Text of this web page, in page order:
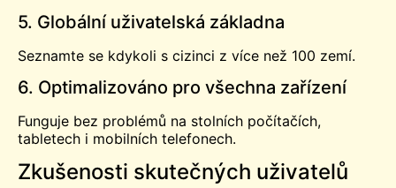
5. Globální uživatelská základna
Seznamte se kdykoli s cizinci z více než 100 zemí.
6. Optimalizováno pro všechna zařízení
Funguje bez problémů na stolních počítačích,
tabletech i mobilních telefonech.
Zkušenosti skutečných uživatelů